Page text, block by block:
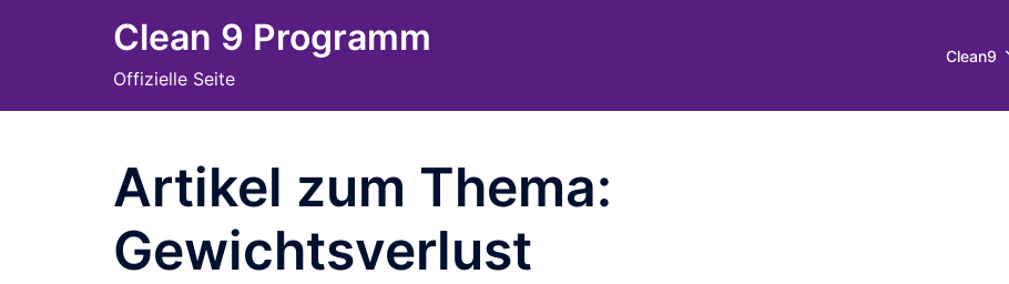
Clean 9 Programm
Offizielle Seite
Clean9
Artikel zum Thema:
Gewichtsverlust